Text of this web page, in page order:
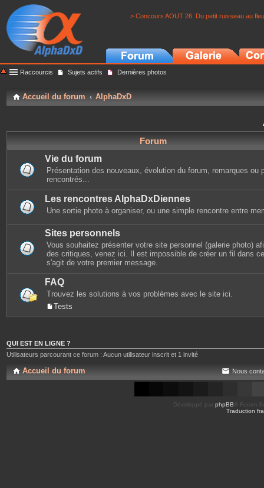
> Concours AOUT 26: Du petit ruisseau au
Raccourcis Sujets actifs Dernières photos
Accueil du forum AlphaDxD
Forum
Vie du forum
Présentation des nouveaux, évolution du forum, remarques ou
rencontrés...
Les rencontres AlphaDxDiennes
Une sortie photo à organiser, ou une simple rencontre entre
Sites personnels
Vous souhaitez présenter votre site personnel (galerie photo)
des critiques, venez ici. Il est impossible de créer un fil dans
s'agit de votre premier message.
FAQ
Trouvez les solutions à vos problèmes avec le site ici.
Tests
QUI EST EN LIGNE ?
Utilisateurs parcourant ce forum : Aucun utilisateur inscrit et 1 invité
Accueil du forum Nous
Développé par phpBB ® Forum
Traduction